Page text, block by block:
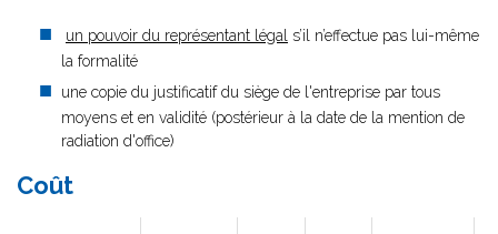
un pouvoir du représentant légal s’il n’effectue pas lui-même
la formalité
une copie du justificatif du siège de l'entreprise par tous
moyens et en validité (postérieur à la date de la mention de
radiation d'office)
Coût